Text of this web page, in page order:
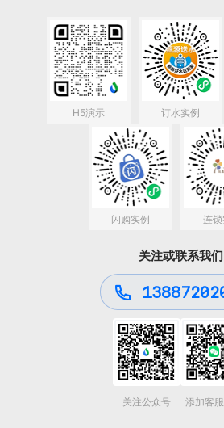
H5演示 订水实例
闪购实例 连
关注或联系我们
关注公众号 添加客